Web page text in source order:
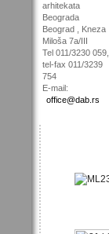
arhitekata
Beograda
Beograd , Kneza
Miloša 7a/III
Tel 011/3230 059,
tel-fax 011/3239
754
E-mail:
office@dab.rs